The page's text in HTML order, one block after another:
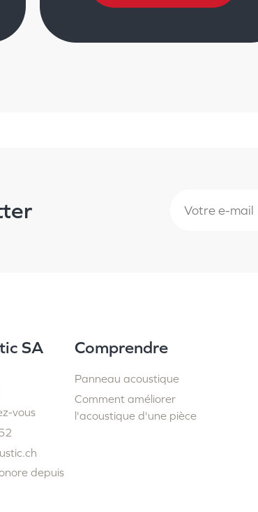
SA
vous
depuis
Comprendre
Panneau acoustique
Comment améliorer
l'acoustique d'une pièce